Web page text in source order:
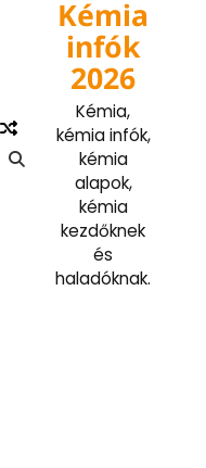
Kémia
infók
2026
Kémia,
kémia infók,
kémia
alapok,
kémia
kezdőknek
és
haladóknak.